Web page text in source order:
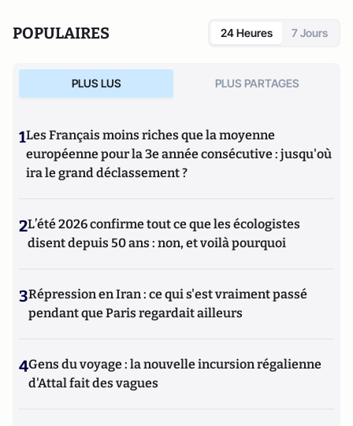
POPULAIRES 24 Heures 7 Jours
PLUS LUS PLUS PARTAGES
1Les Français moins riches que la moyenne
européenne pour la 3e année consécutive : jusqu'où
ira le grand déclassement ?
2L’été 2026 confirme tout ce que les écologistes
disent depuis 50 ans : non, et voilà pourquoi
3Répression en Iran : ce qui s'est vraiment passé
pendant que Paris regardait ailleurs
4Gens du voyage : la nouvelle incursion régalienne
d'Attal fait des vagues